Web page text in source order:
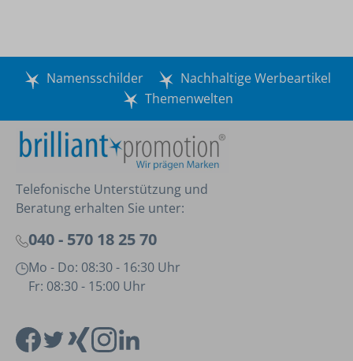
Namensschilder
Nachhaltige Werbeartikel
Themenwelten
Telefonische Unterstützung und
Beratung erhalten Sie unter:
040 - 570 18 25 70
Mo - Do: 08:30 - 16:30 Uhr
Fr: 08:30 - 15:00 Uhr